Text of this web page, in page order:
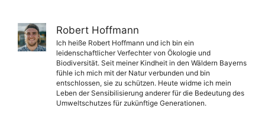
Robert Hoffmann
Ich heiße Robert Hoffmann und ich bin ein
leidenschaftlicher Verfechter von Ökologie und
Biodiversität. Seit meiner Kindheit in den Wäldern Bayerns
fühle ich mich mit der Natur verbunden und bin
entschlossen, sie zu schützen. Heute widme ich mein
Leben der Sensibilisierung anderer für die Bedeutung des
Umweltschutzes für zukünftige Generationen.